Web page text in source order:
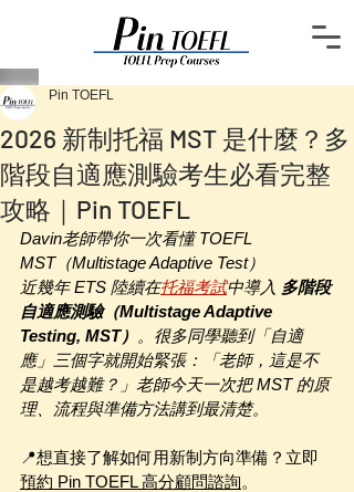
2026 新制托福 MST 是什麼？多
階段自適應測驗考生必看完整
攻略｜Pin TOEFL
Pin TOEFL
Davin老師帶你一次看懂 TOEFL
MST（Multistage Adaptive Test）
近幾年 ETS 陸續在托福考試中導入 多階段
自適應測驗（Multistage Adaptive
Testing, MST） 。很多同學聽到「自適
應」三個字就開始緊張：「老師，這是不
是越考越難？」老師今天一次把 MST 的原
理、流程與準備方法講到最清楚。
📍想直接了解如何用新制方向準備？立即
預約 Pin TOEFL 高分顧問諮詢。